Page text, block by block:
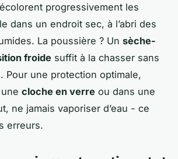
progressivement les
dans un endroit sec, à l’abri des
La poussière ? Un sèche-
froide suffit à la chasser sans
Pour une protection optimale,
cloche en verre ou dans une
ne jamais vaporiser d’eau - ce
erreurs.